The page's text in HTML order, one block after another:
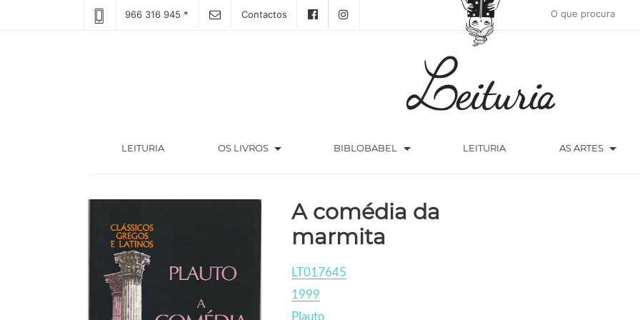
966 316 945 * Contactos
LEITURIA(CURRENT) OS LIVROS arrow_drop_down BIBLOBABEL arrow_drop_down LEITURIA AS ARTES arrow_drop_down
A comédia da
marmita
LT017645
1999
Plauto